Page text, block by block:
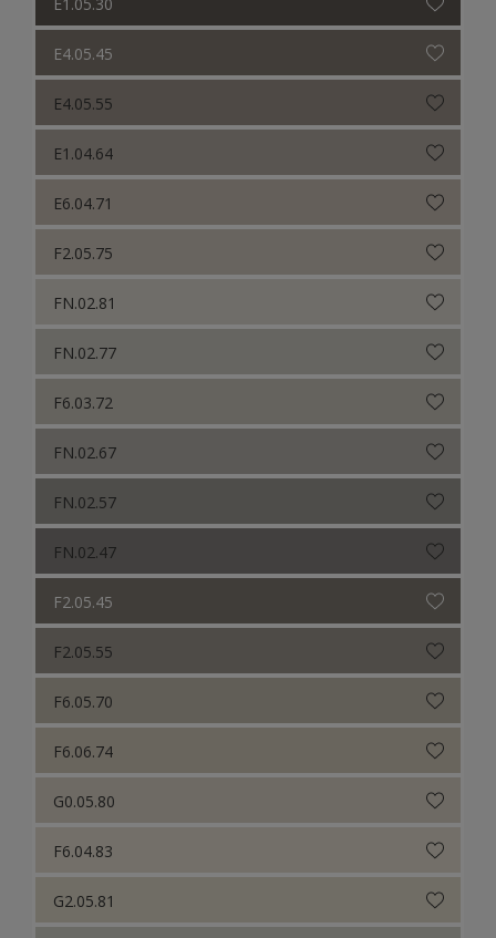
E4.05.45
E4.05.55
E1.04.64
E6.04.71
F2.05.75
FN.02.81
FN.02.77
F6.03.72
FN.02.67
FN.02.57
FN.02.47
F2.05.45
F2.05.55
F6.05.70
F6.06.74
G0.05.80
F6.04.83
G2.05.81